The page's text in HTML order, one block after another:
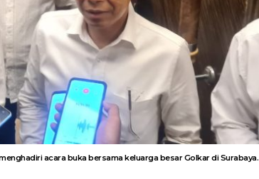
acara buka bersama keluarga besar Golkar di Surabaya.